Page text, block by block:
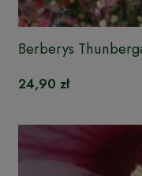
Berberys
24,90 zł